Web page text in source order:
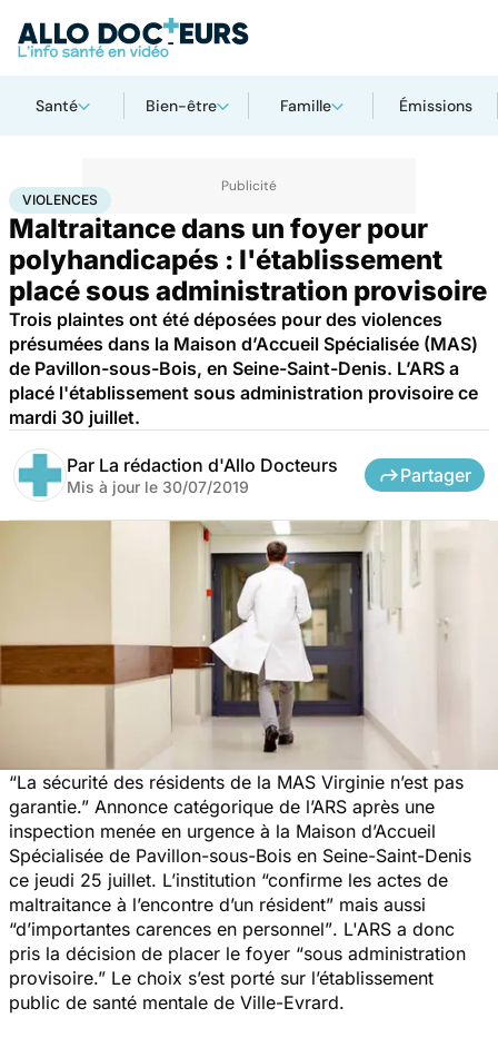
Santé Bien-être Famille Émissions
AccueilSanté Maladies
VIOLENCES
Maltraitance dans un foyer pour
polyhandicapés : l'établissement
placé sous administration provisoire
Trois plaintes ont été déposées pour des violences
présumées dans la Maison d’Accueil Spécialisée (MAS)
de Pavillon-sous-Bois, en Seine-Saint-Denis. L’ARS a
placé l'établissement sous administration provisoire ce
mardi 30 juillet.
Par La rédaction d'Allo Docteurs
Mis à jour le 30/07/2019
Partager
“La sécurité des résidents de la MAS Virginie n’est pas
garantie.” Annonce catégorique de l’ARS après une
inspection menée en urgence à la Maison d’Accueil
Spécialisée de Pavillon-sous-Bois en Seine-Saint-Denis
ce jeudi 25 juillet. L’institution “confirme les actes de
maltraitance à l’encontre d’un résident” mais aussi
“d’importantes carences en personnel”. L'ARS a donc
pris la décision de placer le foyer “sous administration
provisoire.” Le choix s’est porté sur l’établissement
public de santé mentale de Ville-Evrard.